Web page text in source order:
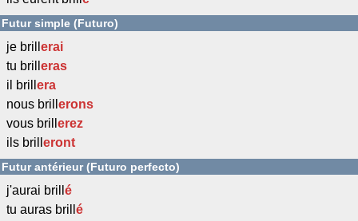
Futur simple (Futuro)
je brill erai
tu brill eras
il brill era
nous brill erons
vous brill erez
ils brill eront
Futur antérieur (Futuro perfecto)
j'aurai brill é
tu auras brill é